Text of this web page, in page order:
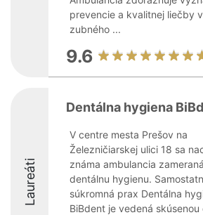
prevencie a kvalitnej liečby
zubného ...
9.6
Laureáti
Dentálna hygiena
V centre mesta Prešov na
Železničiarskej ulici 18 sa
známa ambulancia
dentálnu hygienu.
súkromná prax Dentálna
BiBdent je vedená skúsenou